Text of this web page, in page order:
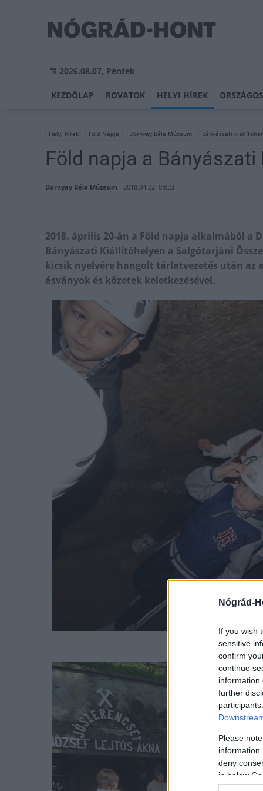
Nógrád-
If you wish
sensitive
confirm
continue
information
further
Please
information
deny
in below
2026.08.07, Péntek
KEZDŐLAP ROVATOK HELYI HÍREK
Helyi hírek Föld Napja Dornyay Béla Múzeum Bányászati
Föld napja a
Dornyay Béla Múzeum 2018.04.22. 08:33
2018. április 20-án a Föld napja alkalmából a
Bányászati Kiállítóhelyen a Salgótarjáni
kicsik nyelvére hangolt tárlatvezetés után az
ásványok és kőzetek keletkezésével.